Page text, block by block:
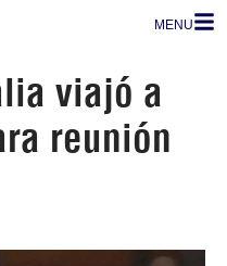
MENU
viajó a
reunión